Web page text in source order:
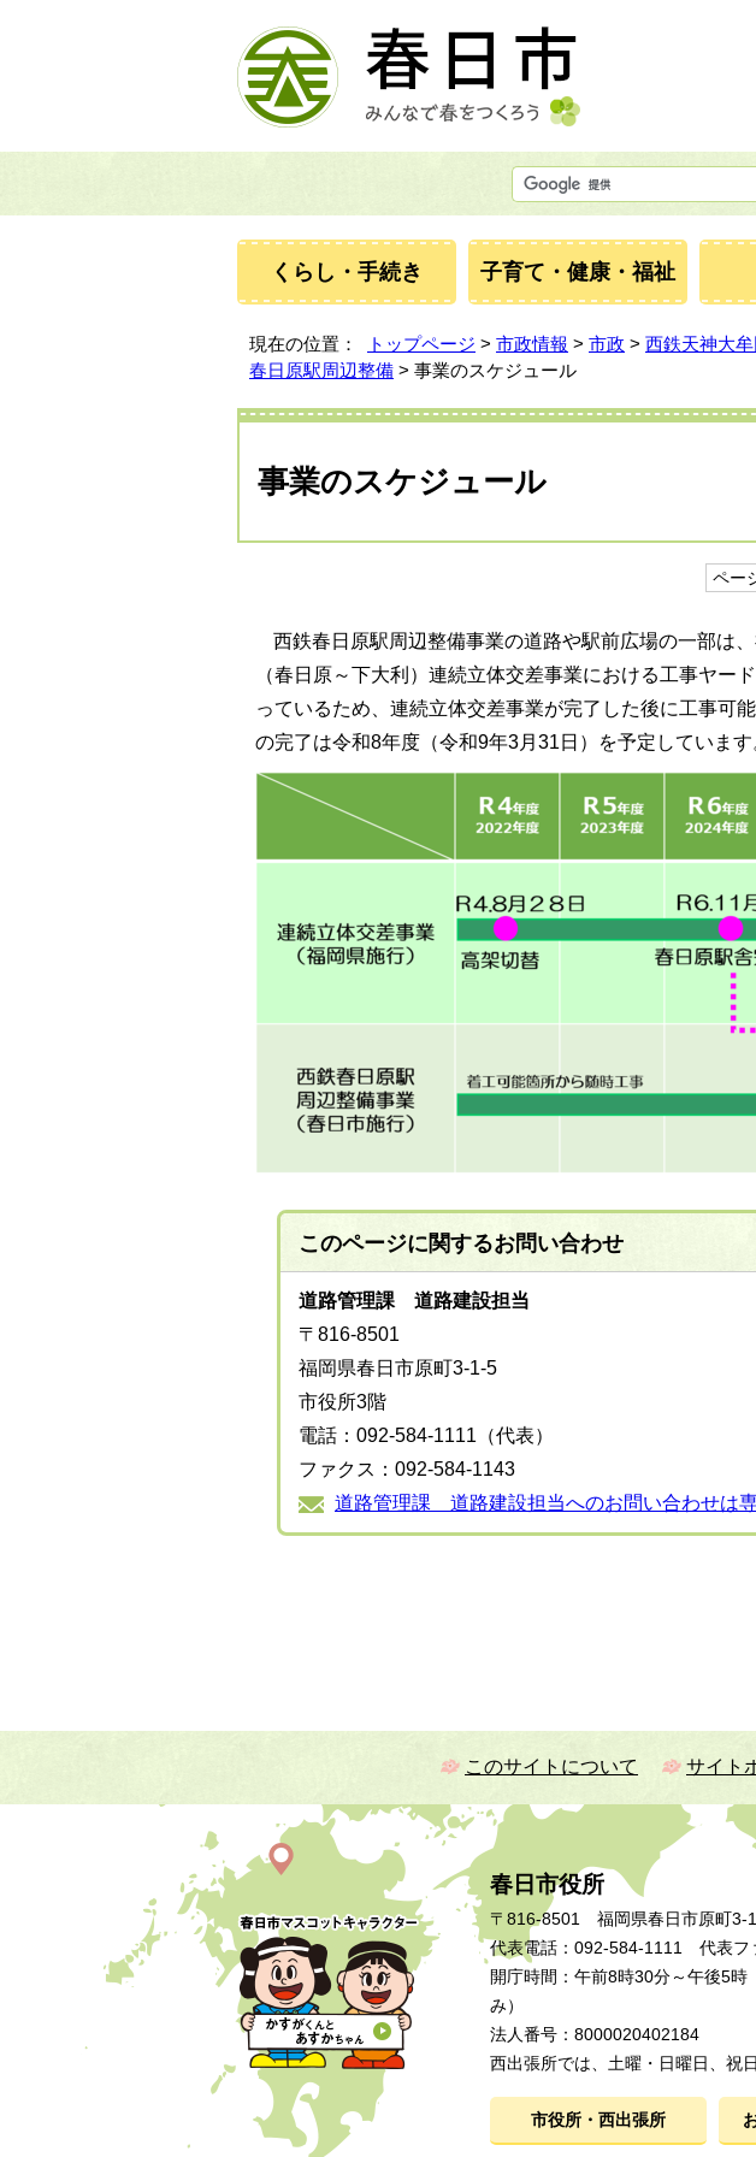
くらし・手続き 子育て・健康・福祉
現在の位置： トップページ > 市政情報 > 市政 > 西鉄天神大
春日原駅周辺整備 > 事業のスケジュール
事業のスケジュール
ペー
西鉄春日原駅周辺整備事業の道路や駅前広場の一部は
（春日原～下大利）連続立体交差事業における工事ヤー
っているため、連続立体交差事業が完了した後に工事可
の完了は令和8年度（令和9年3月31日）を予定しています
このページに関するお問い合わせ
道路管理課 道路建設担当
〒816-8501
福岡県春日市原町3-1-5
市役所3階
電話：092-584-1111（代表）
ファクス：092-584-1143
道路管理課 道路建設担当へのお問い合わせは
このサイトについて サイト
春日市役所
〒816-8501 福岡県春日市原町3-
代表電話：092-584-1111 代表フ
開庁時間：午前8時30分～午後5
み）
法人番号：8000020402184
西出張所では、土曜・日曜日、祝
市役所・西出張所